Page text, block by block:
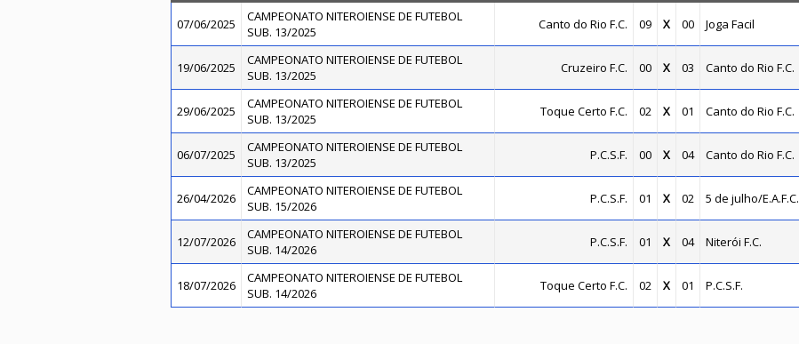
07/06/2025
CAMPEONATO NITEROIENSE DE FUTEBOL
SUB. 13/2025
Canto do Rio F.C. 09 X 00 Joga Facil
19/06/2025
CAMPEONATO NITEROIENSE DE FUTEBOL
SUB. 13/2025
Cruzeiro F.C. 00 X 03 Canto do Rio F.C.
29/06/2025
CAMPEONATO NITEROIENSE DE FUTEBOL
SUB. 13/2025
Toque Certo F.C. 02 X 01 Canto do Rio F.C.
06/07/2025
CAMPEONATO NITEROIENSE DE FUTEBOL
SUB. 13/2025
P.C.S.F. 00 X 04 Canto do Rio F.C.
26/04/2026
CAMPEONATO NITEROIENSE DE FUTEBOL
SUB. 15/2026
P.C.S.F. 01 X 02 5 de julho/E.A.F.C.
12/07/2026
CAMPEONATO NITEROIENSE DE FUTEBOL
SUB. 14/2026
P.C.S.F. 01 X 04 Niterói F.C.
18/07/2026
CAMPEONATO NITEROIENSE DE FUTEBOL
SUB. 14/2026
Toque Certo F.C. 02 X 01 P.C.S.F.